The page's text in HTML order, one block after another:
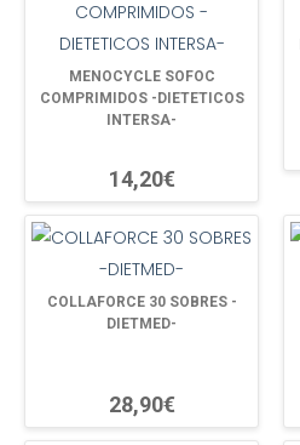
MENOCYCLE SOFOC
COMPRIMIDOS -DIETETICOS
INTERSA-
14,20€
COLLAFORCE 30 SOBRES -
DIETMED-
28,90€